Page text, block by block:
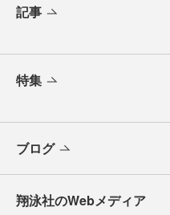
記事
特集
ブログ
翔泳社のWebメディア